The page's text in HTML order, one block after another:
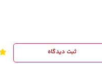
ثبت دیدگاه